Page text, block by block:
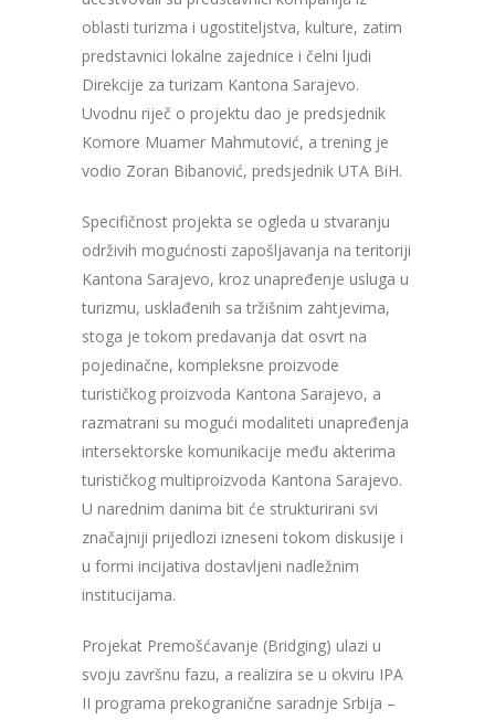
oblasti turizma i ugostiteljstva, kulture, zatim
predstavnici lokalne zajednice i čelni ljudi
Direkcije za turizam Kantona Sarajevo.
Uvodnu riječ o projektu dao je predsjednik
Komore Muamer Mahmutović, a trening je
vodio Zoran Bibanović, predsjednik UTA BiH.
Specifičnost projekta se ogleda u stvaranju
održivih mogućnosti zapošljavanja na teritoriji
Kantona Sarajevo, kroz unapređenje usluga u
turizmu, usklađenih sa tržišnim zahtjevima,
stoga je tokom predavanja dat osvrt na
pojedinačne, kompleksne proizvode
turističkog proizvoda Kantona Sarajevo, a
razmatrani su mogući modaliteti unapređenja
intersektorske komunikacije među akterima
turističkog multiproizvoda Kantona Sarajevo.
U narednim danima bit će strukturirani svi
značajniji prijedlozi izneseni tokom diskusije i
u formi incijativa dostavljeni nadležnim
institucijama.
Projekat Premošćavanje (Bridging) ulazi u
svoju završnu fazu, a realizira se u okviru IPA
II programa prekogranične saradnje Srbija –